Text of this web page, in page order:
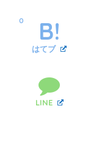
はてブ
0
LINE